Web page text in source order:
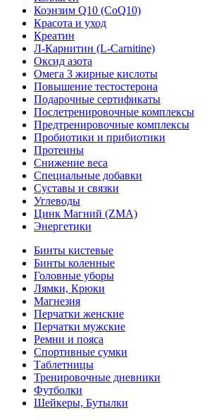
Коэнзим Q10 (CoQ10)
Красота и уход
Креатин
Л-Карнитин (L-Сarnitine)
Оксид азота
Омега 3 жирные кислоты
Повышение тестостерона
Подарочные сертификаты
Послетренировочные комплексы
Предтренировочные комплексы
Пробиотики и прибиотики
Протеины
Снижение веса
Специальные добавки
Суставы и связки
Углеводы
Цинк Магний (ZMA)
Энергетики
Бинты кистевые
Бинты коленные
Головные уборы
Лямки, Крюки
Магнезия
Перчатки женские
Перчатки мужские
Ремни и пояса
Спортивные сумки
Таблетницы
Тренировочные дневники
Футболки
Шейкеры, Бутылки